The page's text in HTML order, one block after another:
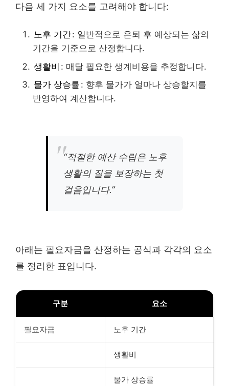
다음 세 가지 요소를 고려해야 합니다:
노후 기간: 일반적으로 은퇴 후 예상되는 삶의
기간을 기준으로 산정합니다.
생활비 : 매달 필요한 생계비용을 추정합니다.
물가 상승률 : 향후 물가가 얼마나 상승할지를
반영하여 계산합니다.
“적절한 예산 수립은 노후
생활의 질을 보장하는 첫
걸음입니다.”
아래는 필요자금을 산정하는 공식과 각각의 요소
를 정리한 표입니다.
구분 요소
필요자금 노후 기간
생활비
물가 상승률